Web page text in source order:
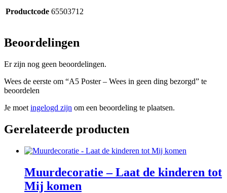
Productcode 65503712
Beoordelingen
Er zijn nog geen beoordelingen.
Wees de eerste om “A5 Poster – Wees in geen ding bezorgd” te
beoordelen
Je moet ingelogd zijn om een beoordeling te plaatsen.
Gerelateerde producten
Muurdecoratie – Laat de kinderen tot
Mij komen